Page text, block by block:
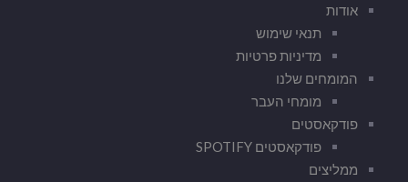
אודות
תנאי שימוש
מדיניות פרטיות
המומחים שלנו
מומחי העבר
פודקאסטים
פודקאסטים SPOTIFY
ממליצים